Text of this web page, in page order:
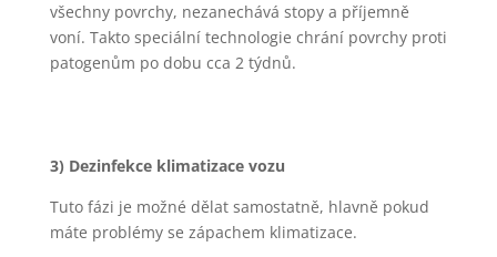
všechny povrchy, nezanechává stopy a příjemně
voní. Takto speciální technologie chrání povrchy proti
patogenům po dobu cca 2 týdnů.
3) Dezinfekce klimatizace vozu
Tuto fázi je možné dělat samostatně, hlavně pokud
máte problémy se zápachem klimatizace.